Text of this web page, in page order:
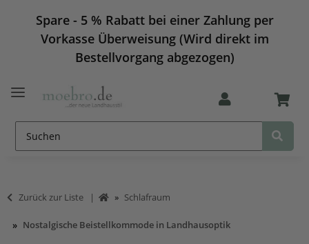
Spare - 5 % Rabatt bei einer Zahlung per
Vorkasse Überweisung (Wird direkt im
Bestellvorgang abgezogen)
Zurück zur Liste Schlafraum
Nostalgische Beistellkommode in Landhausoptik